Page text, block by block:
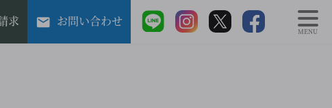
求 お問い合わせ
MENU